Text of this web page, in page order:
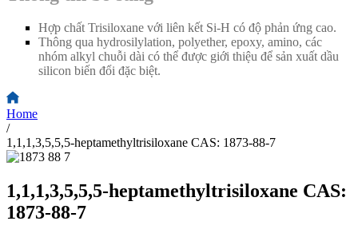
Hợp chất Trisiloxane với liên kết Si-H có độ phản ứng cao.
Thông qua hydrosilylation, polyether, epoxy, amino, các
nhóm alkyl chuỗi dài có thể được giới thiệu để sản xuất dầu
silicon biến đổi đặc biệt.
Home
/
1,1,1,3,5,5,5-heptamethyltrisiloxane CAS: 1873-88-7
1,1,1,3,5,5,5-heptamethyltrisiloxane CAS:
1873-88-7